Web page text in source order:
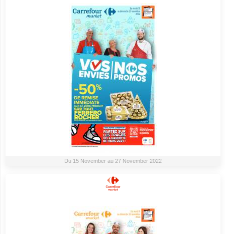
Du 15 November au 27 November 2022